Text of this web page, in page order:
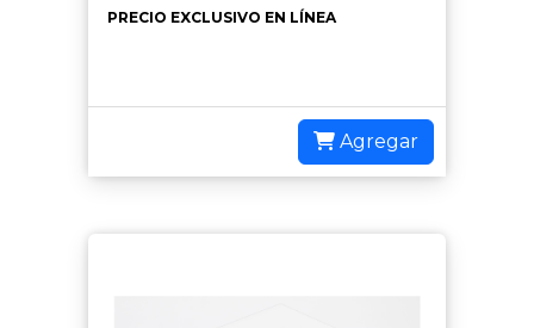
PRECIO EXCLUSIVO EN LÍNEA
Agregar